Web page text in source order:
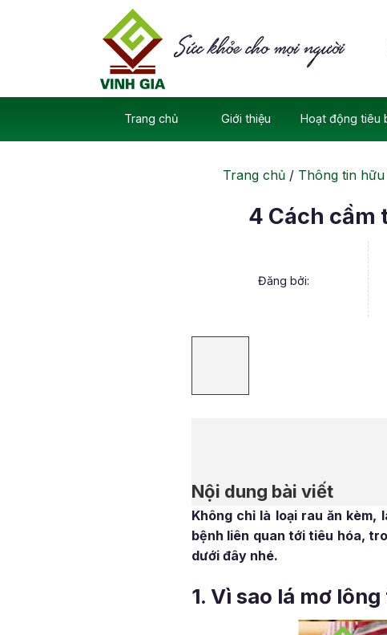
Trang chủ Giới thiệu Hoạt động tiêu
Trang chủ / Thông tin
4 Cách cầm
Đăng bởi:
Nội dung bài viết
Không chỉ là loại rau ăn
bệnh liên quan tới tiêu hóa,
dưới đây nhé.
1. Vì sao lá mơ